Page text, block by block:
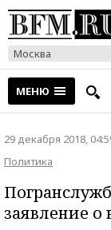
Москва
МЕНЮ
29 декабря 2018,
Политика
заявление